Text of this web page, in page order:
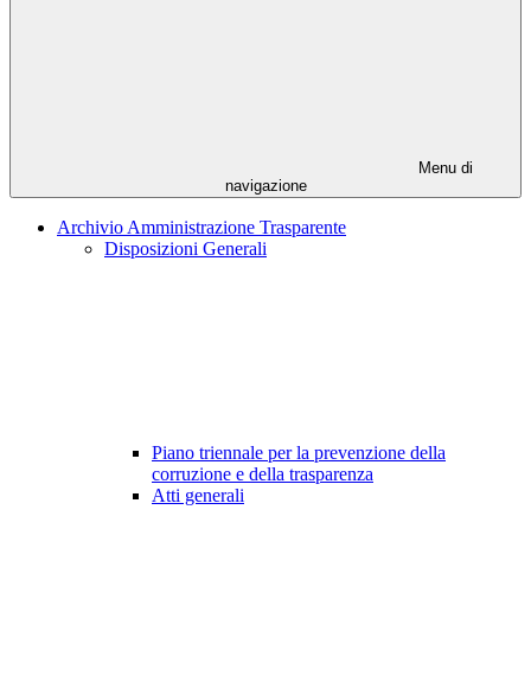
Menu di
navigazione
Archivio Amministrazione Trasparente
Disposizioni Generali
Piano triennale per la prevenzione della
corruzione e della trasparenza
Atti generali